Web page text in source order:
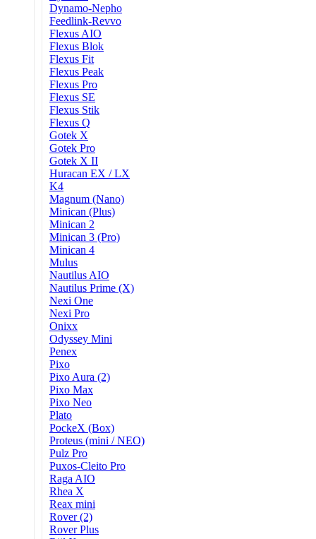
Dynamo-Nepho
Feedlink-Revvo
Flexus AIO
Flexus Blok
Flexus Fit
Flexus Peak
Flexus Pro
Flexus SE
Flexus Stik
Flexus Q
Gotek X
Gotek Pro
Gotek X II
Huracan EX / LX
K4
Magnum (Nano)
Minican (Plus)
Minican 2
Minican 3 (Pro)
Minican 4
Mulus
Nautilus AIO
Nautilus Prime (X)
Nexi One
Nexi Pro
Onixx
Odyssey Mini
Penex
Pixo
Pixo Aura (2)
Pixo Max
Pixo Neo
Plato
PockeX (Box)
Proteus (mini / NEO)
Pulz Pro
Puxos-Cleito Pro
Raga AIO
Rhea X
Reax mini
Rover (2)
Rover Plus